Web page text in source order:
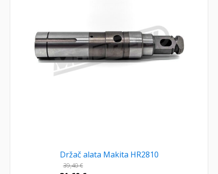
Držač alata Makita HR2810
39,40€